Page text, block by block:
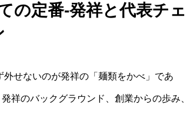
の定番‐発祥と代表チェ
せないのが発祥の「麺類をかべ」であ
祥のバックグラウンド、創業からの歩み、